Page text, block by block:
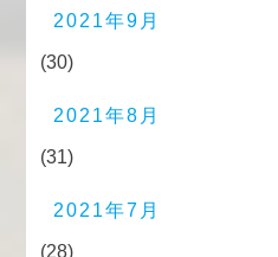
2021年9月
(30)
2021年8月
(31)
2021年7月
(28)